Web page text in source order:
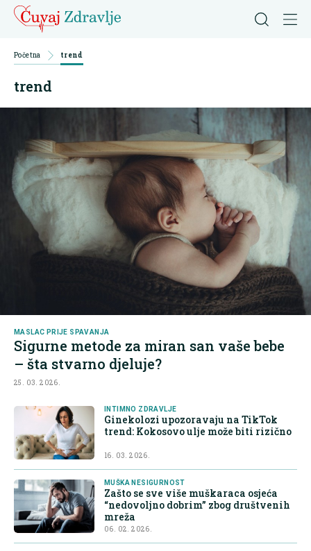
Početna trend
trend
MASLAC PRIJE SPAVANJA
Sigurne metode za miran san vaše bebe
– šta stvarno djeluje?
25. 03. 2026.
INTIMNO ZDRAVLJE
Ginekolozi upozoravaju na TikTok
trend: Kokosovo ulje može biti rizično
16. 03. 2026.
MUŠKA NESIGURNOST
Zašto se sve više muškaraca osjeća
“nedovoljno dobrim” zbog društvenih
mreža
06. 02. 2026.